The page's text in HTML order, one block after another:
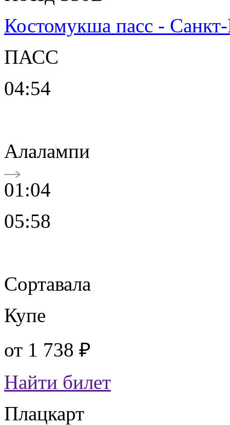
Костомукша пасс -
ПАСС
04:54
Алалампи
01:04
05:58
Сортавала
Купе
от 1 738 ₽
Найти билет
Плацкарт